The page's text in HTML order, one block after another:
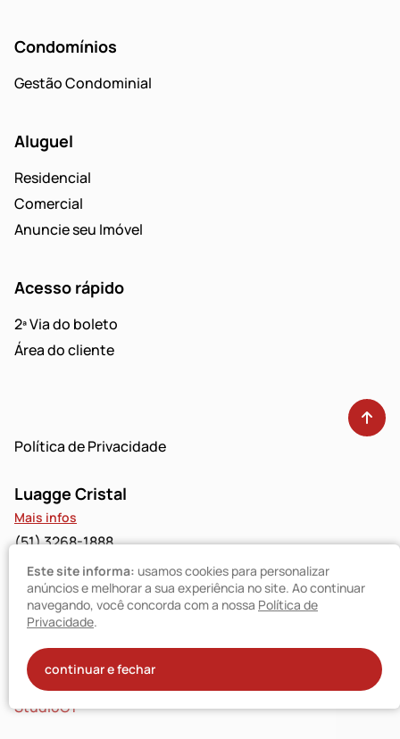
Condomínios
Gestão Condominial
Aluguel
Residencial
Comercial
Anuncie seu Imóvel
Acesso rápido
2ª Via do boleto
Área do cliente
Política de Privacidade
Luagge Cristal
Mais infos
(51) 3268-1888
Luagge Bravo
Mais infos
© Luagge 2025
Todos os direitos reservados
StudioGT
Este site informa: usamos cookies para personalizar
anúncios e melhorar a sua experiência no site. Ao continuar
navegando, você concorda com a nossa Política de
Privacidade.
continuar e fechar